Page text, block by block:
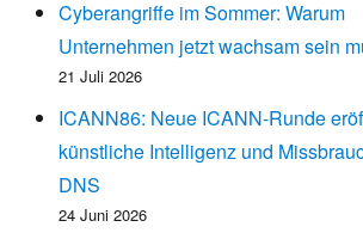
Cyberangriffe im Sommer: Warum
Unternehmen jetzt wachsam sein
21 Juli 2026
ICANN86: Neue ICANN-Runde
künstliche Intelligenz und
DNS
24 Juni 2026